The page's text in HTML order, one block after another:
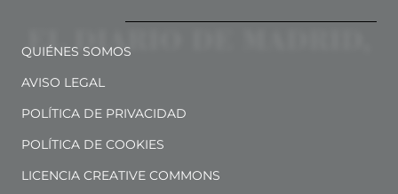
QUIÉNES SOMOS
AVISO LEGAL
POLÍTICA DE PRIVACIDAD
POLÍTICA DE COOKIES
LICENCIA CREATIVE COMMONS